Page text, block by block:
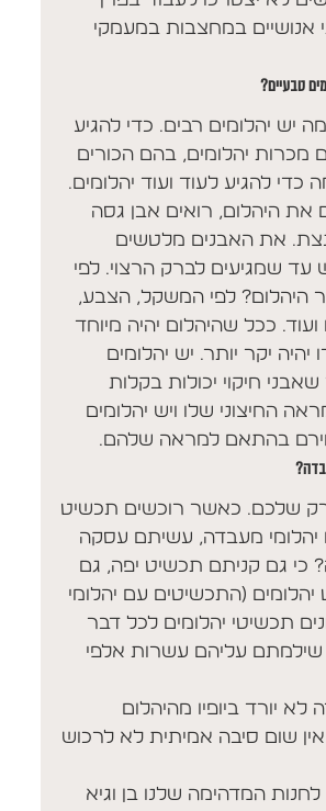
אנושיים במחצבות במעמקי
טבעיים?
יש יהלומים רבים. כדי להגיע
מכרות יהלומים, בהם הכורים
כדי להגיע לעוד ועוד יהלומים.
את היהלום, רואים אבן גסה
את האבנים מלטשים
עד שמגיעים לברק הרצוי. לפי
היהלום? לפי המשקל, הצבע,
ועוד. ככל שהיהלום יהיה מיוחד
יהיה יקר יותר. יש יהלומים
חיקוי יכולות בקלות
החיצוני שלו ויש יהלומים
בהתאם למראה שלהם.
שלכם. כאשר רוכשים תכשיט
יהלומי מעבדה, עשיתם עסקה
כי גם קניתם תכשיט יפה, גם
(התכשיטים עם יהלומי
תכשיטי יהלומים לכל דבר
שילמתם עליהם עשרות אלפי
לא יורד ביופיו מהיהלום
אין שום סיבה אמיתית לא לרכוש
המדהימה שלנו בן וגיא